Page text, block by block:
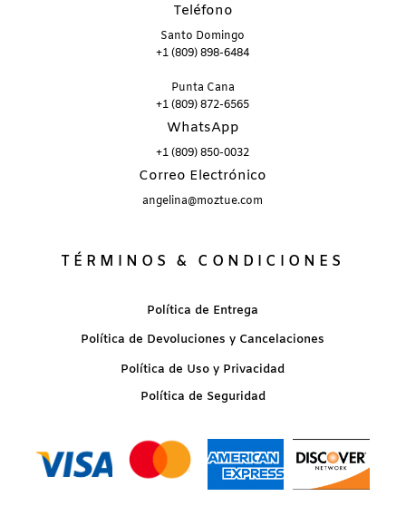
Teléfono
Santo Domingo
+1 (809) 898-6484
Punta Cana
+1 (809) 872-6565
WhatsApp
+1 (809) 850-0032
Correo Electrónico
angelina@moztue.com
TÉRMINOS & CONDICIONES
Política de Entrega
Política de Devoluciones y Cancelaciones
Política de Uso y Privacidad
Política de Seguridad